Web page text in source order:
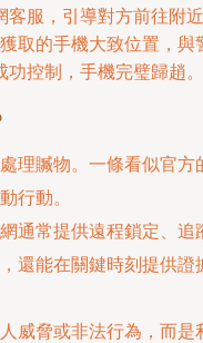
客服，引導對方前往附近
取的手機大致位置，與
功控制，手機完璧歸趙。
理贓物。一條看似官方
行動。
通常提供遠程鎖定、追
還能在關鍵時刻提供證
威脅或非法行為，而是